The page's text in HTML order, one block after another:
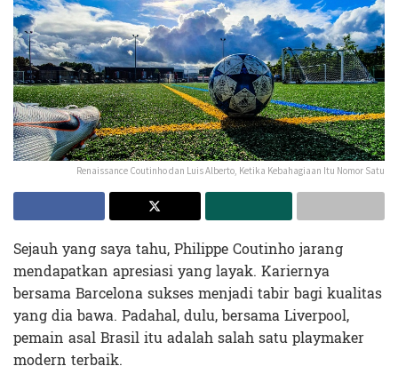
Renaissance Coutinho dan Luis Alberto, Ketika Kebahagiaan Itu Nomor Satu
Sejauh yang saya tahu, Philippe Coutinho jarang
mendapatkan apresiasi yang layak. Kariernya
bersama Barcelona sukses menjadi tabir bagi kualitas
yang dia bawa. Padahal, dulu, bersama Liverpool,
pemain asal Brasil itu adalah salah satu playmaker
modern terbaik.